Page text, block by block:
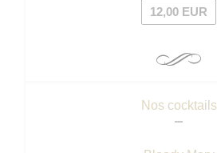
12,00 EUR
Nos cocktails